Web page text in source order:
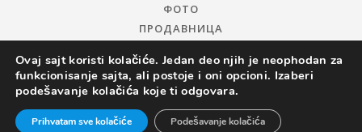
ФОТО
ПРОДАВНИЦА
© 2019 ЦЕНТАР ЗА ПРОМОЦИЈУ НАУКЕ
Ovaj sajt koristi kolačiće. Jedan deo njih je neophodan za
funkcionisanje sajta, ali postoje i oni opcioni. Izaberi
podešavanje kolačića koje ti odgovara.
Prihvatam sve kolačiće Podešavanje kolačića